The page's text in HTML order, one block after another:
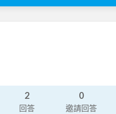
2
回答
0
邀請回答